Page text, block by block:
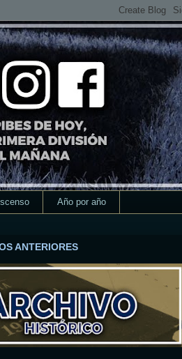
Año por año
ANTERIORES